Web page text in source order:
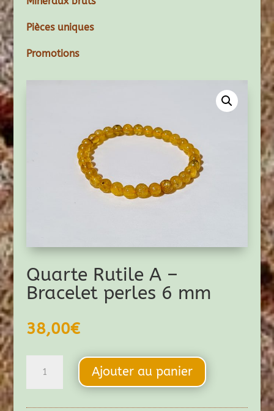
Pièces uniques
Promotions
Quarte Rutile A –
Bracelet perles 6 mm
38,00€
Ajouter au panier